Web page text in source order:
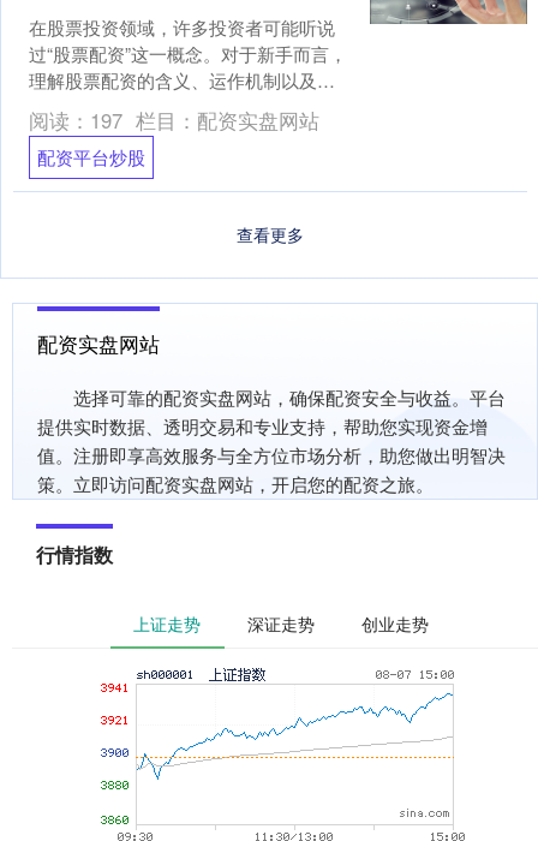
在股票投资领域，许多投资者可能听说
过“股票配资”这一概念。对于新手而言，
理解股票配资的含义、运作机制以及潜
在风险至关重要。本文将为您系统解析
股票配资的本质配资平....
阅读： 197 栏目： 配资实盘网站
配资平台炒股
查看更多
配资实盘网站
选择可靠的配资实盘网站，确保配资安全与收益。平台
提供实时数据、透明交易和专业支持，帮助您实现资金增
值。注册即享高效服务与全方位市场分析，助您做出明智决
策。立即访问配资实盘网站，开启您的配资之旅。
行情指数
上证走势 深证走势 创业走势